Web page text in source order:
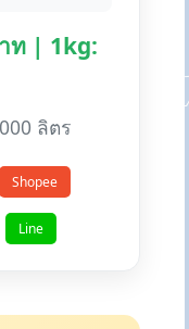
ท | 1kg:
ลิตร
Shopee
Line